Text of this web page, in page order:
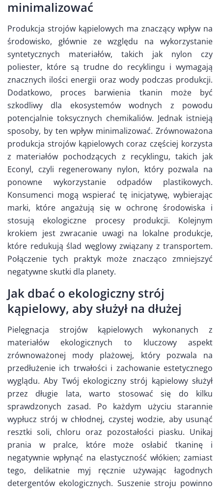
minimalizować
Produkcja strojów kąpielowych ma znaczący wpływ na
środowisko, głównie ze względu na wykorzystanie
syntetycznych materiałów, takich jak nylon czy
poliester, które są trudne do recyklingu i wymagają
znacznych ilości energii oraz wody podczas produkcji.
Dodatkowo, proces barwienia tkanin może być
szkodliwy dla ekosystemów wodnych z powodu
potencjalnie toksycznych chemikaliów. Jednak istnieją
sposoby, by ten wpływ minimalizować. Zrównoważona
produkcja strojów kąpielowych coraz częściej korzysta
z materiałów pochodzących z recyklingu, takich jak
Econyl, czyli regenerowany nylon, który pozwala na
ponowne wykorzystanie odpadów plastikowych.
Konsumenci mogą wspierać tę inicjatywę, wybierając
marki, które angażują się w ochronę środowiska i
stosują ekologiczne procesy produkcji. Kolejnym
krokiem jest zwracanie uwagi na lokalne produkcje,
które redukują ślad węglowy związany z transportem.
Połączenie tych praktyk może znacząco zmniejszyć
negatywne skutki dla planety.
Jak dbać o ekologiczny strój
kąpielowy, aby służył na dłużej
Pielęgnacja strojów kąpielowych wykonanych z
materiałów ekologicznych to kluczowy aspekt
zrównoważonej mody plażowej, który pozwala na
przedłużenie ich trwałości i zachowanie estetycznego
wyglądu. Aby Twój ekologiczny strój kąpielowy służył
przez długie lata, warto stosować się do kilku
sprawdzonych zasad. Po każdym użyciu starannie
wypłucz strój w chłodnej, czystej wodzie, aby usunąć
resztki soli, chloru oraz pozostałości piasku. Unikaj
prania w pralce, które może osłabić tkaninę i
negatywnie wpłynąć na elastyczność włókien; zamiast
tego, delikatnie myj ręcznie używając łagodnych
detergentów ekologicznych. Suszenie stroju powinno